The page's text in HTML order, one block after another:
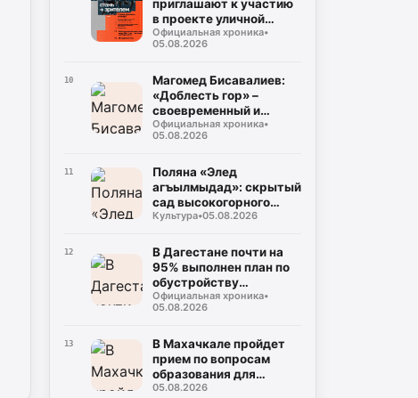
приглашают к участию
в проекте уличной
культуры и спорта
«КАРДО»
Официальная хроника•
05.08.2026
10
Магомед Бисавалиев:
«Доблесть гор» –
своевременный и
долгожданный ответ на
злободневные вопросы
Официальная хроника•
05.08.2026
11
Поляна «Элед
агъылмыдад»: скрытый
сад высокогорного
Дагестана
Культура•05.08.2026
12
В Дагестане почти на
95% выполнен план по
обустройству
площадок для сбора
ТКО
Официальная хроника•
05.08.2026
13
В Махачкале пройдет
прием по вопросам
образования для
участников СВО и их
05.08.2026